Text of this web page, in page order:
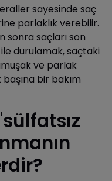
sayesinde saç
parlaklık verebilir.
sonra saçları son
durulamak, saçtaki
ve parlak
bir bakım